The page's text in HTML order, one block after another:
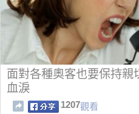
面對各種奧客也要保持
血淚
1207觀看